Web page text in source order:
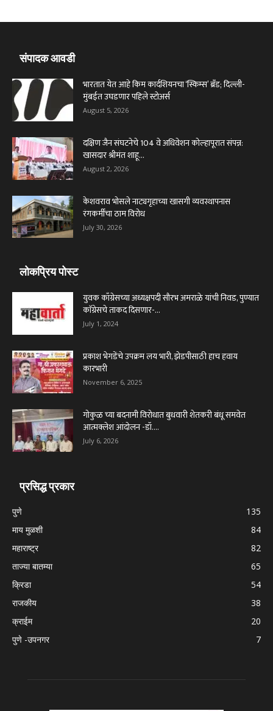
संपादक आवडी
भारतात येत आहे किम कार्दशियनचा ‘स्किम्स’ ब्रँड; दिल्ली-
मुंबईत उघडणार पहिले स्टोअर्स
August 5, 2026
दक्षिण जैन संघटनेचे 104 वे अधिवेशन कोल्हापूरात संपन्न:
खासदार श्रीमंत शाहू...
August 2, 2026
केशवराव भोसले नाट्यगृहाच्या खासगी व्यवस्थापनास
रंगकर्मींचा ठाम विरोध
July 30, 2026
लोकप्रिय पोस्ट
युवक काँग्रेसच्या अध्यक्षपदी सौरभ अमराळे यांची निवड, पुण्यात
काॅग्रेसचे ताकद दिसणार-...
July 1, 2024
प्रकाश भेगडेंचे उपक्रम लय भारी, झेडपीसाठी हाच हवाय
कारभारी
November 6, 2025
गोकुळ च्या बदनामी विरोधात बुधवारी शेतकरी बंधू समवेत
आत्मक्लेश आंदोलन -डॉ....
July 6, 2026
प्रसिद्ध प्रकार
पुणे
135
माय मुळशी
84
महाराष्ट्र
82
ताज्या बातम्या
65
क्रिडा
54
राजकीय
38
क्राईम
20
पुणे -उपनगर
7